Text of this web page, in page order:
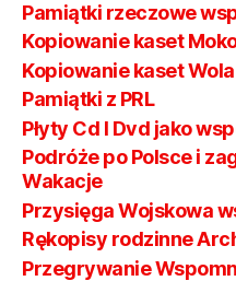
Pamiątki rzeczowe
Kopiowanie kaset
Kopiowanie kaset
Pamiątki z PRL
Płyty Cd I Dvd jako
Podróże po Polsce i
Wakacje
Przysięga Wojskowa
Rękopisy rodzinne
Przegrywanie